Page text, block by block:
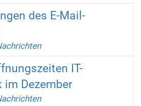
des E-Mail-
IT-
im Dezember